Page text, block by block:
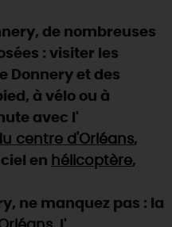
VIVRE
de la Faïencerie de
!
Baludik
festivals 🎉
la nature en 2026
"Loiret au fil de l'eau"
de nombreuses
: visiter les
Donnery et des
à vélo ou à
avec l'
centre d'Orléans,
en hélicoptère,
ne manquez pas : la